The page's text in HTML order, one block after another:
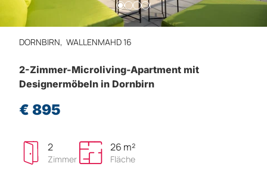
DORNBIRN, WALLENMAHD 16
2-Zimmer-Microliving-Apartment mit
Designermöbeln in Dornbirn
€ 895
2
Zimmer
26 m²
Fläche